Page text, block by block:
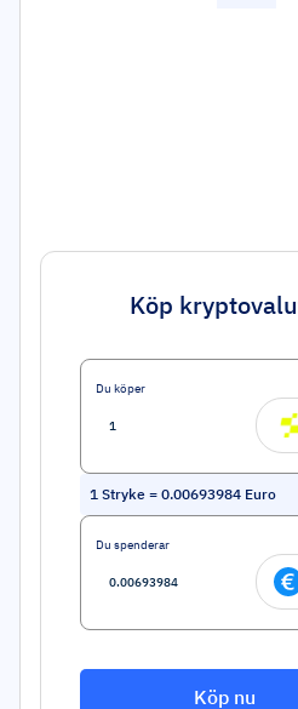
Köp
Du köper
1 Stryke = 0.00693984 Euro
Du spenderar
Köp nu